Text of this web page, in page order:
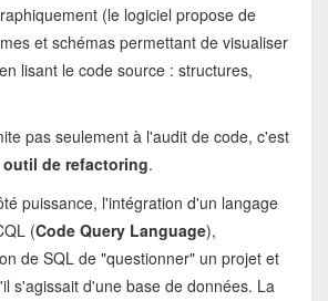
(le logiciel propose de
et schémas permettant de visualiser
lisant le code source : structures,
pas seulement à l'audit de code, c'est
de refactoring.
puissance, l'intégration d'un langage
(Code Query Language),
de SQL de "questionner" un projet et
s'agissait d'une base de données. La